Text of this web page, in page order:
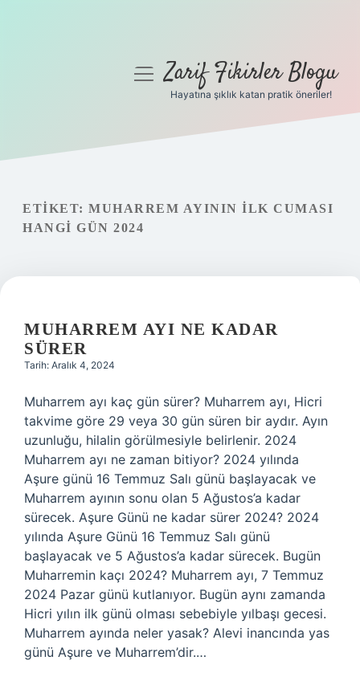
Gizlilik Politikası
Hakkımızda
menüyüZarif Fikirler Blogu
Hayatına şıklık katan pratik öneriler!
ETIKET: MUHARREM AYININ ILK CUMASI
HANGI GÜN 2024
MUHARREM AYI NE KADAR
SÜRER
Tarih: Aralık 4, 2024
Muharrem ayı kaç gün sürer? Muharrem ayı, Hicri
takvime göre 29 veya 30 gün süren bir aydır. Ayın
uzunluğu, hilalin görülmesiyle belirlenir. 2024
Muharrem ayı ne zaman bitiyor? 2024 yılında
Aşure günü 16 Temmuz Salı günü başlayacak ve
Muharrem ayının sonu olan 5 Ağustos’a kadar
sürecek. Aşure Günü ne kadar sürer 2024? 2024
yılında Aşure Günü 16 Temmuz Salı günü
başlayacak ve 5 Ağustos’a kadar sürecek. Bugün
Muharremin kaçı 2024? Muharrem ayı, 7 Temmuz
2024 Pazar günü kutlanıyor. Bugün aynı zamanda
Hicri yılın ilk günü olması sebebiyle yılbaşı gecesi.
Muharrem ayında neler yasak? Alevi inancında yas
günü Aşure ve Muharrem’dir.…